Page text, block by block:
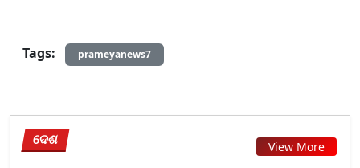
Tags: prameyanews7
ଦେଶ View More